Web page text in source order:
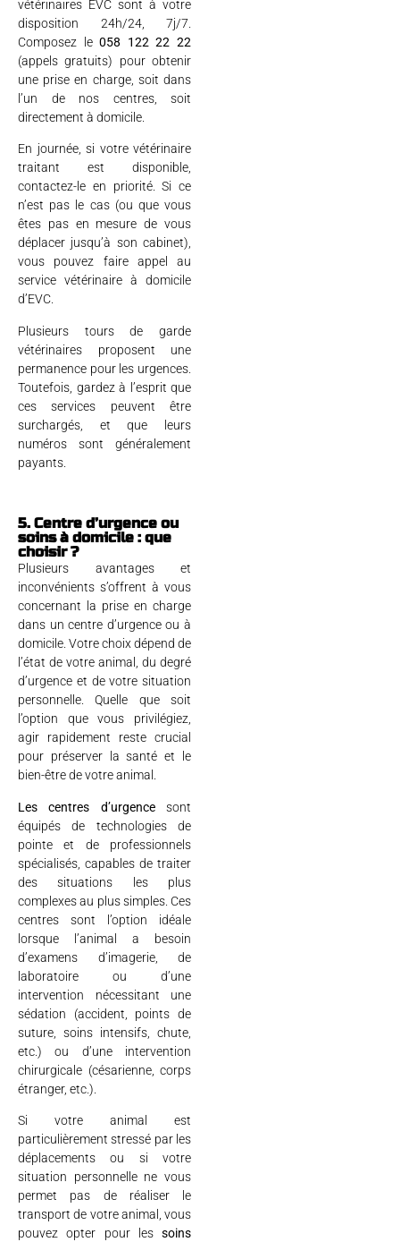
vétérinaires EVC sont à votre
disposition 24h/24, 7j/7.
Composez le058 122 22 22
(appels gratuits) pour obtenir
une prise en charge, soit dans
l’un de nos centres, soit
directement à domicile.
En journée, si votre vétérinaire
traitant est disponible,
contactez-le en priorité. Si ce
n’est pas le cas (ou que vous
êtes pas en mesure de vous
déplacer jusqu’à son cabinet),
vous pouvez faire appel au
service vétérinaire à domicile
d’EVC.
Plusieurs tours de garde
vétérinaires proposent une
permanence pour les urgences.
Toutefois, gardez à l’esprit que
ces services peuvent être
surchargés, et que leurs
numéros sont généralement
payants.
5. Centre d’urgence ou
soins à domicile : que
choisir ?
Plusieurs avantages et
inconvénients s’offrent à vous
concernant la prise en charge
dans un centre d’urgence ou à
domicile. Votre choix dépend de
l’état de votre animal, du degré
d’urgence et de votre situation
personnelle. Quelle que soit
l’option que vous privilégiez,
agir rapidement reste crucial
pour préserver la santé et le
bien-être de votre animal.
Les centres d’urgencesont
équipés de technologies de
pointe et de professionnels
spécialisés, capables de traiter
des situations les plus
complexes au plus simples. Ces
centres sont l’option idéale
lorsque l’animal a besoin
d’examens d’imagerie, de
laboratoire ou d’une
intervention nécessitant une
sédation (accident, points de
suture, soins intensifs, chute,
etc.) ou d’une intervention
chirurgicale (césarienne, corps
étranger, etc.).
Si votre animal est
particulièrement stressé par les
déplacements ou si votre
situation personnelle ne vous
permet pas de réaliser le
transport de votre animal, vous
pouvez opter pour les soins